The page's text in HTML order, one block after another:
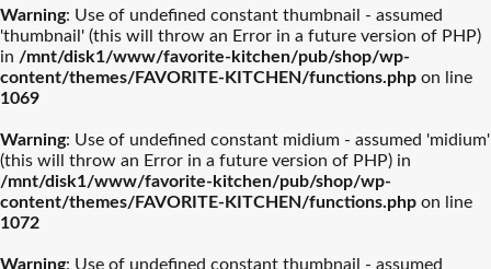
Warning: Use of undefined constant thumbnail - assumed
'thumbnail' (this will throw an Error in a future version of PHP)
in /mnt/disk1/www/favorite-kitchen/pub/shop/wp-
content/themes/FAVORITE-KITCHEN/functions.php on line
1069
Warning: Use of undefined constant midium - assumed 'midium'
(this will throw an Error in a future version of PHP) in
/mnt/disk1/www/favorite-kitchen/pub/shop/wp-
content/themes/FAVORITE-KITCHEN/functions.php on line
1072
Warning: Use of undefined constant thumbnail - assumed